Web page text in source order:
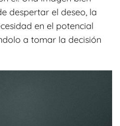
despertar el deseo, la
en el potencial
a tomar la decisión